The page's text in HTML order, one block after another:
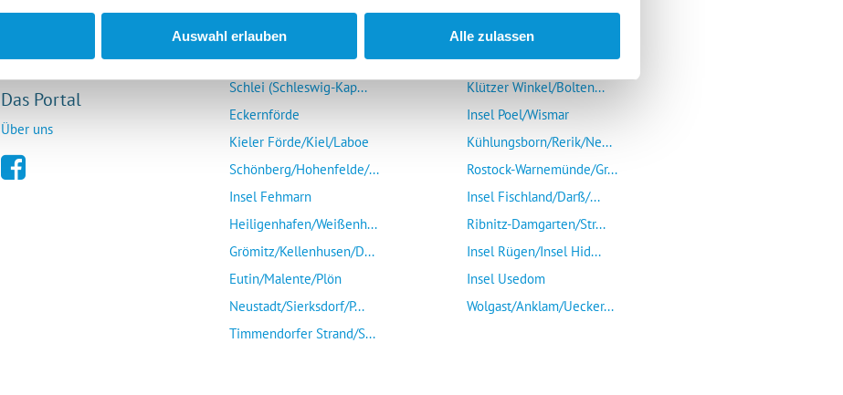
Auswahl erlauben Alle zulassen
Vermieter-Login
Das Portal
Über uns
Die Ostsee entdecken
Glücksburg/Steinberg/...
Schlei (Schleswig-Kap...
Eckernförde
Kieler Förde/Kiel/Laboe
Schönberg/Hohenfelde/...
Insel Fehmarn
Heiligenhafen/Weißenh...
Grömitz/Kellenhusen/D...
Eutin/Malente/Plön
Neustadt/Sierksdorf/P...
Timmendorfer Strand/S...
Lübeck-Travemünde
Klützer Winkel/Bolten...
Insel Poel/Wismar
Kühlungsborn/Rerik/Ne...
Rostock-Warnemünde/Gr...
Insel Fischland/Darß/...
Ribnitz-Damgarten/Str...
Insel Rügen/Insel Hid...
Insel Usedom
Wolgast/Anklam/Uecker...